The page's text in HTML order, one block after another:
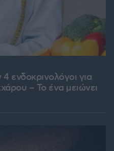
ενδοκρινολόγοι για
– Το ένα μειώνει